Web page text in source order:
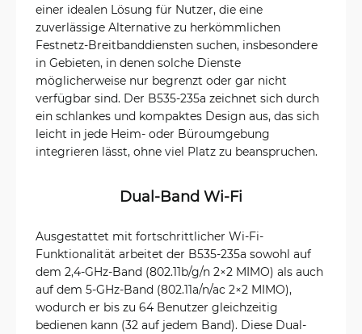
einer idealen Lösung für Nutzer, die eine
zuverlässige Alternative zu herkömmlichen
Festnetz-Breitbanddiensten suchen, insbesondere
in Gebieten, in denen solche Dienste
möglicherweise nur begrenzt oder gar nicht
verfügbar sind. Der B535-235a zeichnet sich durch
ein schlankes und kompaktes Design aus, das sich
leicht in jede Heim- oder Büroumgebung
integrieren lässt, ohne viel Platz zu beanspruchen.
Dual-Band Wi-Fi
Ausgestattet mit fortschrittlicher Wi-Fi-
Funktionalität arbeitet der B535-235a sowohl auf
dem 2,4-GHz-Band (802.11b/g/n 2×2 MIMO) als auch
auf dem 5-GHz-Band (802.11a/n/ac 2×2 MIMO),
wodurch er bis zu 64 Benutzer gleichzeitig
bedienen kann (32 auf jedem Band). Diese Dual-